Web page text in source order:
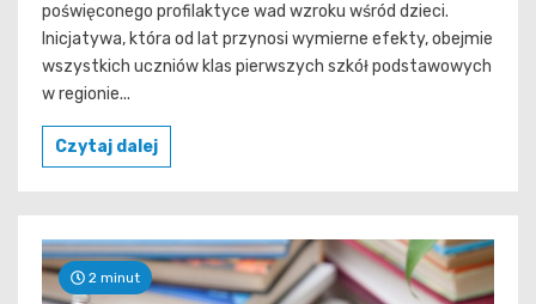
poświęconego profilaktyce wad wzroku wśród dzieci.
Inicjatywa, która od lat przynosi wymierne efekty, obejmie
wszystkich uczniów klas pierwszych szkół podstawowych
w regionie...
Czytaj dalej
2 minut